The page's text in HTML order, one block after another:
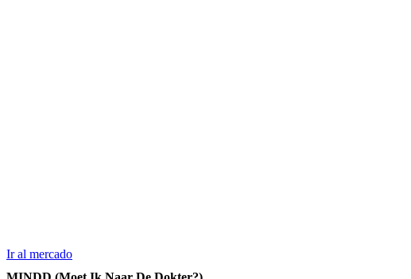
Ir al mercado